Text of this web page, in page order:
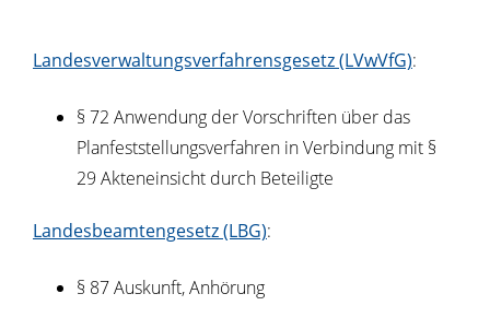
Landesverwaltungsverfahrensgesetz (LVwVfG):
§ 72 Anwendung der Vorschriften über das
Planfeststellungsverfahren in Verbindung mit §
29 Akteneinsicht durch Beteiligte
Landesbeamtengesetz (LBG):
§ 87Auskunft, Anhörung